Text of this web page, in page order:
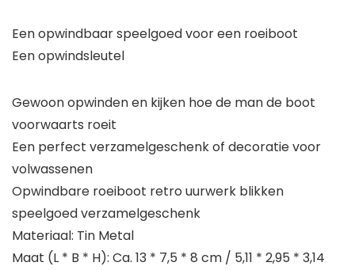
Een opwindbaar speelgoed voor een roeiboot
Een opwindsleutel
Gewoon opwinden en kijken hoe de man de boot
voorwaarts roeit
Een perfect verzamelgeschenk of decoratie voor
volwassenen
Opwindbare roeiboot retro uurwerk blikken
speelgoed verzamelgeschenk
Materiaal: Tin Metal
Maat (L * B * H): Ca. 13 * 7,5 * 8 cm / 5,11 * 2,95 * 3,14